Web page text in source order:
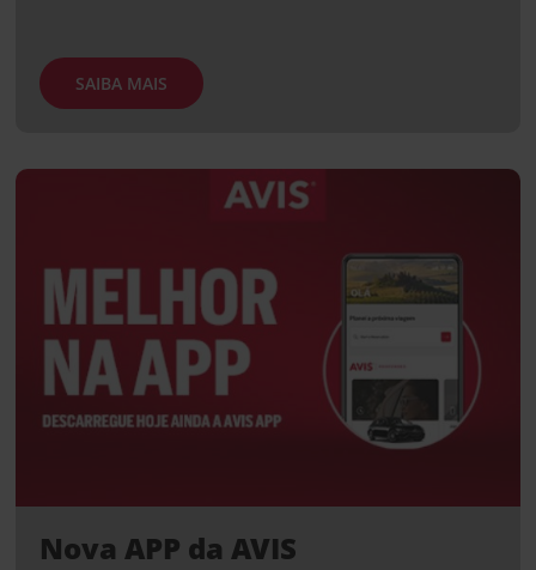
SAIBA MAIS
Nova APP da AVIS